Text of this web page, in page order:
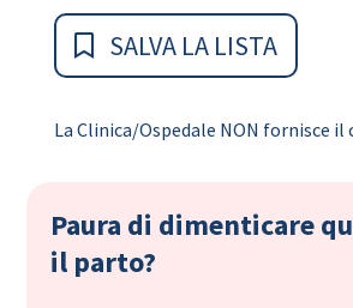
SALVA LA LISTA
La Clinica/Ospedale NON fornisce il
Paura di dimenticare
il parto?